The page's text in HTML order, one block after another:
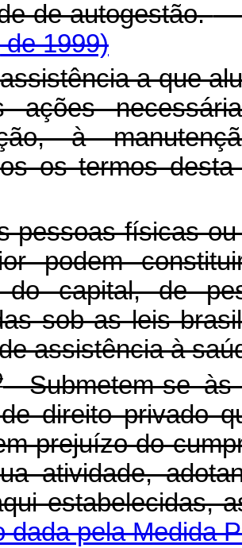
de autogestão.
de 1999)
a que
ações
à
os termos
pessoas físicas ou
podem
do capital, de
sob as leis
assistência à
Submetem-se às
direito privado
prejuízo do
atividade,
estabelecidas,
dada pela Medida